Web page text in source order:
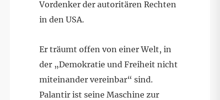
Vordenker der autoritären Rechten
in den USA.
Er träumt offen von einer Welt, in
der „Demokratie und Freiheit nicht
miteinander vereinbar“ sind.
Palantir ist seine Maschine zur